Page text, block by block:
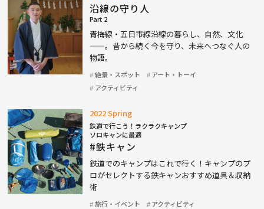
沿線の守り人
Part 2
青梅線・五日市線沿線の暮らし、自然、文化
——。昔から続く今を守り、未来へつなぐ人の
物語。
絶景・スポット
アート・トーイ
アクティビティ
2022 Spring
鉄道で行こう！ラクラクキャンプ
ソロキャンに最適
#鉄キャン
鉄道でのキャンプはこれで行く！キャンプのプ
ロがセレクトする鉄キャンおすすめ道具＆収納
術
旅行・イベント
アクティビティ